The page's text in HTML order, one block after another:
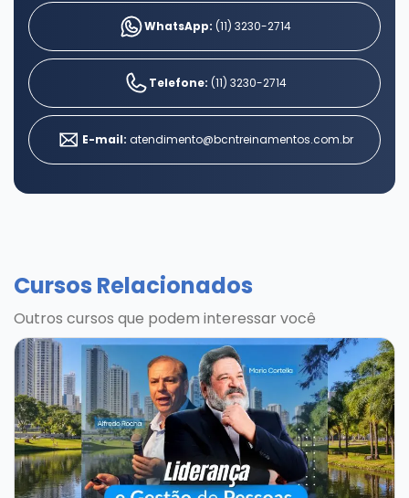
WhatsApp: (11) 3230-2714
Telefone: (11) 3230-2714
E-mail: atendimento@bcntreinamentos.com.br
Cursos Relacionados
Outros cursos que podem interessar você